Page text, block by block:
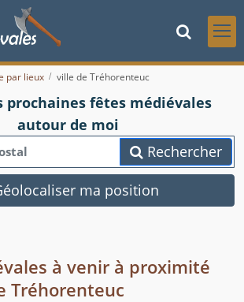
par lieux ville de Tréhorenteuc
prochaines fêtes médiévales
autour de moi
Rechercher
ma position
à venir à proximité
Tréhorenteuc